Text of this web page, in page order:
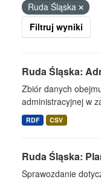
Ruda Śląska
Filtruj wyniki
Ruda Śląska:
Zbiór danych
administracyjnej w
RDF CSV
Ruda Śląska:
Sprawozdanie